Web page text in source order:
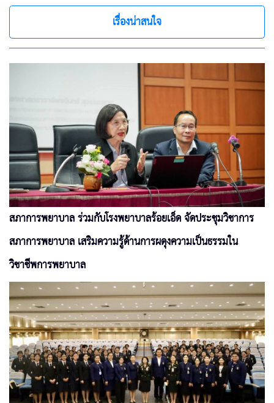
เรื่องน่าสนใจ
สภาการพยาบาล ร่วมกับโรงพยาบาลร้อยเอ็ด จัดประชุมวิชาการ
สภาการพยาบาล เสริมความรู้ด้านการผดุงความเป็นธรรมใน
วิชาชีพการพยาบาล